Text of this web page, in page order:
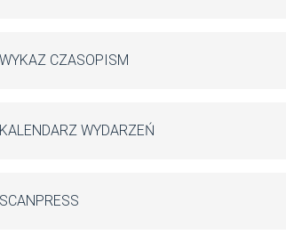
WYKAZ CZASOPISM
KALENDARZ WYDARZEŃ
SCANPRESS